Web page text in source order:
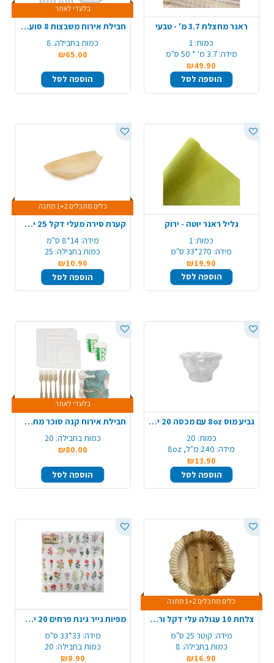
ראנר מחצלת 3.7 מ' - טבעי
כמות: 1
מידה: 3.7 מ' * 50 ס"מ
₪49.90
הוספה לסל
בלעדי לאתר
חבילת אירוח משבצות 8 סועדים- לבן אדום
כמות בחבילה: 8
₪65.00
הוספה לסל
גליל ראנר יוטה - ירוק
כמות: 1
מידה: 270*33 ס"מ
₪19.90
הוספה לסל
כלים מתכלים 1+2 מתנה
קערת סירה מעלי דקל 25 יח' 140 מ"מ - בינוני
מידה: 14*8 ס"מ
כמות בחבילה: 25
₪10.90
הוספה לסל
גביע מוס 8oz עם מכסה 20 יח' - שקוף
כמות: 20
מידה: 240 מ"ל, 8oz
₪13.90
הוספה לסל
בלעדי לאתר
חבילת אירוח קנה סוכר מתכלה 20 סועדים - מרובע
כמות בחבילה: 20
₪80.00
הוספה לסל
כלים מתכלים 1+2 מתנה
צלחת 10 עגולה עלי דקל ורד 8 יח' - גדול
מידה: קוטר 25 ס"מ
כמות בחבילה: 8
₪16.90
מפיות נייר גינת פרחים 20 יח' - צבעוני
מידה: 33*33 ס"מ
כמות בחבילה: 20
₪8.90